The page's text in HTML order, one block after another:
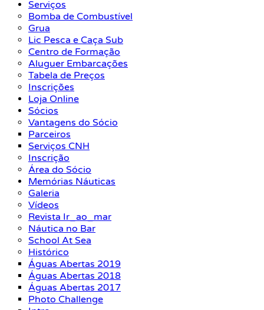
Serviços
Bomba de Combustível
Grua
Lic Pesca e Caça Sub
Centro de Formação
Aluguer Embarcações
Tabela de Preços
Inscrições
Loja Online
Sócios
Vantagens do Sócio
Parceiros
Serviços CNH
Inscrição
Área do Sócio
Memórias Náuticas
Galeria
Vídeos
Revista Ir_ao_mar
Náutica no Bar
School At Sea
Histórico
Águas Abertas 2019
Águas Abertas 2018
Águas Abertas 2017
Photo Challenge